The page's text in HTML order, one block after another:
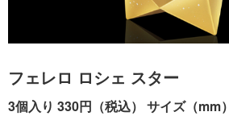
フェレロ ロシェ スター
3個入り 330円（税込） サイズ（mm